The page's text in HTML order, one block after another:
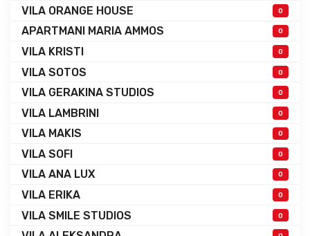
VILA ORANGE HOUSE 0
APARTMANI MARIA AMMOS 0
VILA KRISTI 0
VILA SOTOS 0
VILA GERAKINA STUDIOS 0
VILA LAMBRINI 0
VILA MAKIS 0
VILA SOFI 0
VILA ANA LUX 0
VILA ERIKA 0
VILA SMILE STUDIOS 0